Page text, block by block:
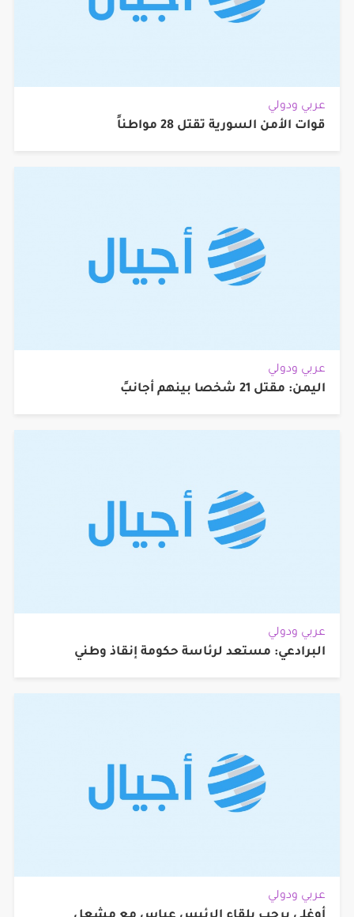
عربي ودولي
قوات الأمن السورية تقتل 28 مواطناً
عربي ودولي
اليمن: مقتل 21 شخصا بينهم أجانبً
عربي ودولي
البرادعي: مستعد لرئاسة حكومة إنقاذ وطني
عربي ودولي